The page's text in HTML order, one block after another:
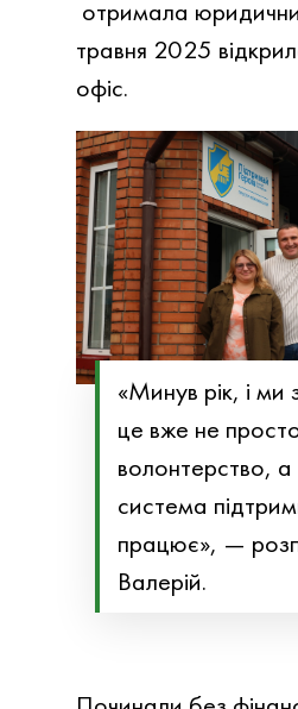
отримала
травня 2025
офіс.
«Минув рік, і ми
це вже не
волонтерство,
система
працює», —
Валерій.